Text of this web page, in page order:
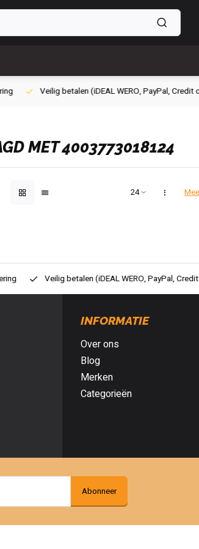
PayPal, Credit card of Achteraf betalen)
MET 4003773018124
PayPal, Credit card of Achteraf betalen)
INFORMATIE
Over ons
Blog
Merken
Categorieën
Abonneer